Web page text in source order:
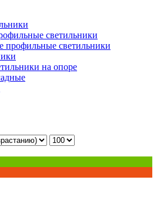
светильники
профильные светильники
на опоре